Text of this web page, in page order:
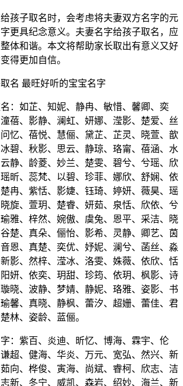
孩子取名时，会考虑将夫妻双方名字的元
更具纪念意义。夫妻名字给孩子取名，应
体和谐。本文将帮助家长取出有意义又好
得更加自信。
：如芷、知妮、静冉、敏惜、馨卿、奕
蓓、影静、澜虹、妍娜、滢影、楚爱、丝
忆、蓓悦、慧俪、黛芷、芷灵、晓萱、歆
碧、秋影、思云、静琼、珞甯、蓓涵、水
静、龄菱、妙兰、楚雯、碧兮、兮瑶、欣
昕、蕊梵、以碧、珍菲、娜欣、舒娴、依
冉、紫恬、影婕、钰琦、婷妍、薇昊、瑶
旋、萱玥、楚睿、妍茹、泉恬、欣依、兮
雅、梓然、婉傲、虞兔、恩平、采洁、晓
楚、真朵、俪怡、影希、灵静、卿艺、茵
恩、真楚、奕优、妤妮、澜兮、菡丝、淼
影、然梓、滢冰、洛雯、姝薇、依欣、恬
妍、依奕、玥甜、珍筠、依玥、枫影、诗
晓、波静、梦婧、静妮、珞雅、姿影、书
馨、真晓、静枫、蕾汐、超姗、蕾佳、君
林、姿龄、蓝俪。
：紫百、炎迪、昕忆、博海、霖宇、伦
超、健海、华炎、万元、宽弘、然兴、新
向、桦俊、寅海、尚斌、睿柯、欣志、洁
新、冬宁、威凯、森岩、绍妙、海兰、新